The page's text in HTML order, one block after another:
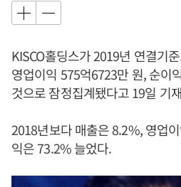
KISCO홀딩스가 2019년 연결기
영업이익 575억6723만 원, 순이
것으로 잠정집계됐다고 19일 기
2018년보다 매출은 8.2%, 영업
익은 73.2% 늘었다.